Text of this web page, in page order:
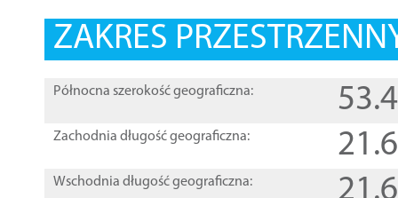
ZAKRES
Północna szerokość geograficzna:
Zachodnia długość geograficzna:
Wschodnia długość geograficzna: